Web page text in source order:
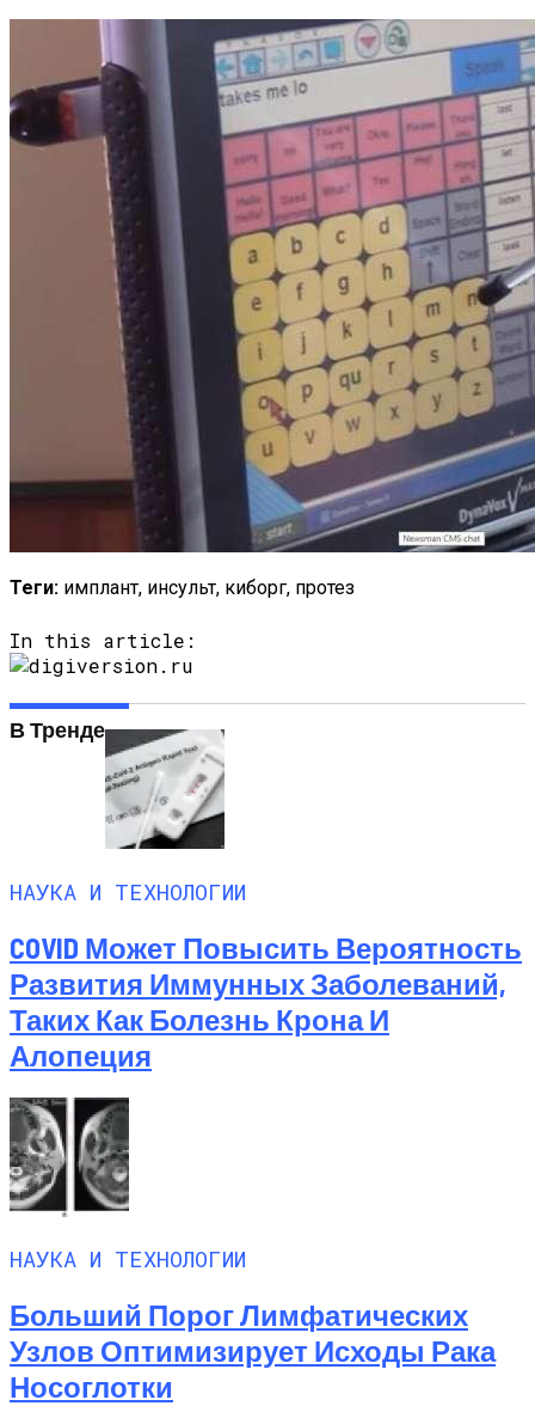
Теги: имплант, инсульт, киборг, протез
In this article:
В Тренде
НАУКА И ТЕХНОЛОГИИ
COVID Может Повысить Вероятность
Развития Иммунных Заболеваний,
Таких Как Болезнь Крона И
Алопеция
НАУКА И ТЕХНОЛОГИИ
Больший Порог Лимфатических
Узлов Оптимизирует Исходы Рака
Носоглотки